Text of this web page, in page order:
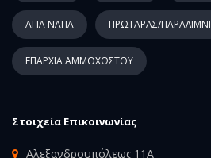
ΑΓΙΑ ΝΑΠΑ ΠΡΩΤΑΡΑΣ/ΠΑΡΑΛΙΜΝΙ
ΕΠΑΡΧΙΑ ΑΜΜΟΧΩΣΤΟΥ
Στοιχεία Επικοινωνίας
Αλεξανδρουπόλεως 11Α